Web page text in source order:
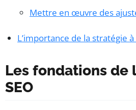
Mettre en œuvre des
L’importance de la stratégie
Les fondations de
SEO